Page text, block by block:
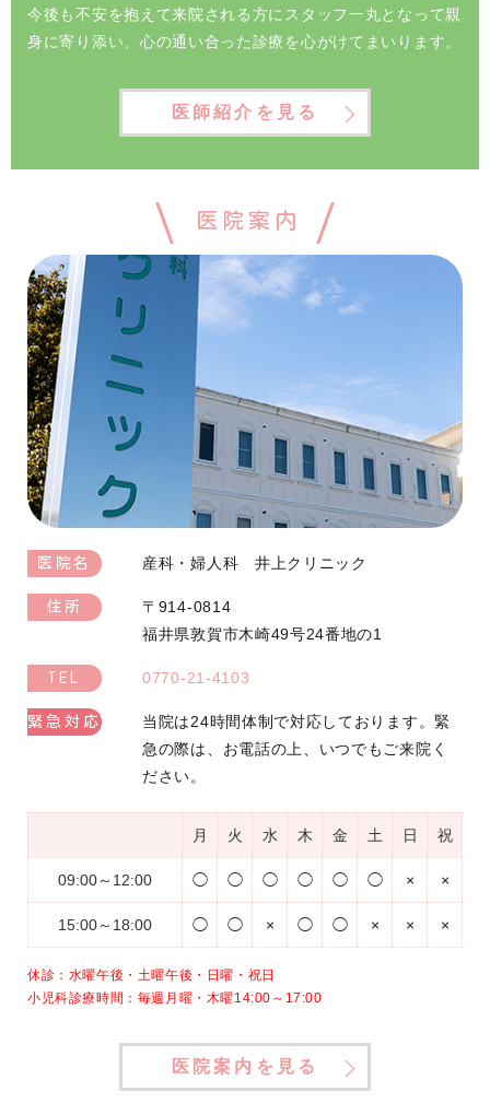
今後も不安を抱えて来院される方にスタッフ一丸となって親
身に寄り添い、心の通い合った診療を心がけてまいります。
医師紹介を見る
医院案内
医院名 産科・婦人科 井上クリニック
住所
〒914-0814
福井県敦賀市木崎49号24番地の1
TEL 0770-21-4103
緊急対応
当院は24時間体制で対応しております。緊
急の際は、お電話の上、いつでもご来院く
ださい。
月 火 水 木 金 土 日 祝
09:00～12:00 ◯ ◯ ◯ ◯ ◯ ◯ × ×
15:00～18:00 ◯ ◯ × ◯ ◯ × × ×
休診：水曜午後・土曜午後・日曜・祝日
小児科診療時間：毎週月曜・木曜14:00～17:00
医院案内を見る